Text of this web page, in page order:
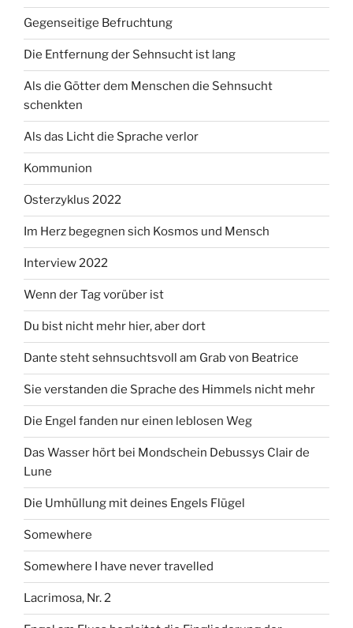
Gegenseitige Befruchtung
Die Entfernung der Sehnsucht ist lang
Als die Götter dem Menschen die Sehnsucht
schenkten
Als das Licht die Sprache verlor
Kommunion
Osterzyklus 2022
Im Herz begegnen sich Kosmos und Mensch
Interview 2022
Wenn der Tag vorüber ist
Du bist nicht mehr hier, aber dort
Dante steht sehnsuchtsvoll am Grab von Beatrice
Sie verstanden die Sprache des Himmels nicht mehr
Die Engel fanden nur einen leblosen Weg
Das Wasser hört bei Mondschein Debussys Clair de
Lune
Die Umhüllung mit deines Engels Flügel
Somewhere
Somewhere I have never travelled
Lacrimosa, Nr. 2